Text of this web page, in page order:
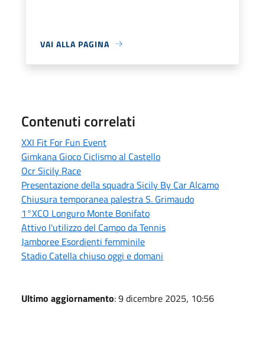
VAI ALLA PAGINA
Contenuti correlati
XXI Fit For Fun Event
Gimkana Gioco Ciclismo al Castello
Ocr Sicily Race
Presentazione della squadra Sicily By Car Alcamo
Chiusura temporanea palestra S. Grimaudo
1°XCO Longuro Monte Bonifato
Attivo l'utilizzo del Campo da Tennis
Jamboree Esordienti femminile
Stadio Catella chiuso oggi e domani
Ultimo aggiornamento: 9 dicembre 2025, 10:56